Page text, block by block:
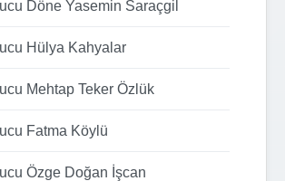
Döne Yasemin Saraçgil
Hülya Kahyalar
Mehtap Teker Özlük
Fatma Köylü
Özge Doğan İşcan